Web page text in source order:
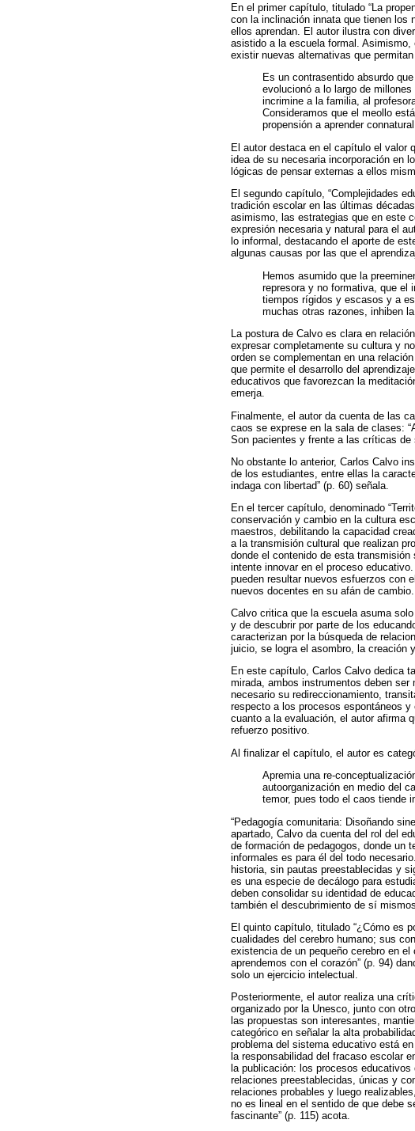
En el primer capítulo, titulado “La
con la inclinación innata que tienen los
ellos aprendan. El autor ilustra con
asistido a la escuela formal.
existir nuevas alternativas que
Es un contrasentido absurdo
evolucionó a lo largo de
incrimine a la familia, al
Consideramos que el meollo
propensión a aprender
El autor destaca en el capítulo el valor
idea de su necesaria incorporación en
lógicas de pensar externas a ellos
El segundo capítulo, “Complejidades
tradición escolar en las últimas
asimismo, las estrategias que en este
expresión necesaria y natural para el
lo informal, destacando el aporte de
algunas causas por las que el
Hemos asumido que la
represora y no formativa, que el
tiempos rígidos y escasos y a
muchas otras razones, inhiben
La postura de Calvo es clara en
expresar completamente su cultura y
orden se complementan en una
que permite el desarrollo del
educativos que favorezcan la
emerja.
Finalmente, el autor da cuenta de las
caos se exprese en la sala de clases:
Son pacientes y frente a las críticas de
No obstante lo anterior, Carlos Calvo
de los estudiantes, entre ellas la
indaga con libertad” (p. 60) señala.
En el tercer capítulo, denominado
conservación y cambio en la cultura
maestros, debilitando la capacidad
a la transmisión cultural que realizan
donde el contenido de esta
intente innovar en el proceso
pueden resultar nuevos esfuerzos con
nuevos docentes en su afán de cambio.
Calvo critica que la escuela asuma
y de descubrir por parte de los
caracterizan por la búsqueda de
juicio, se logra el asombro, la creación
En este capítulo, Carlos Calvo dedica
mirada, ambos instrumentos deben
necesario su redireccionamiento,
respecto a los procesos espontáneos
cuanto a la evaluación, el autor afirma
refuerzo positivo.
Al finalizar el capítulo, el autor es
Apremia una re-
autoorganización en medio del
temor, pues todo el caos tiende
“Pedagogía comunitaria: Disoñando
apartado, Calvo da cuenta del rol del
de formación de pedagogos, donde un
informales es para él del todo
historia, sin pautas preestablecidas y
es una especie de decálogo para
deben consolidar su identidad de
también el descubrimiento de sí
El quinto capítulo, titulado “¿Cómo es
cualidades del cerebro humano; sus
existencia de un pequeño cerebro en
aprendemos con el corazón” (p. 94)
solo un ejercicio intelectual.
Posteriormente, el autor realiza una
organizado por la Unesco, junto con
las propuestas son interesantes,
categórico en señalar la alta
problema del sistema educativo está
la responsabilidad del fracaso escolar
la publicación: los procesos
relaciones preestablecidas, únicas y
relaciones probables y luego
no es lineal en el sentido de que debe
fascinante” (p. 115) acota.